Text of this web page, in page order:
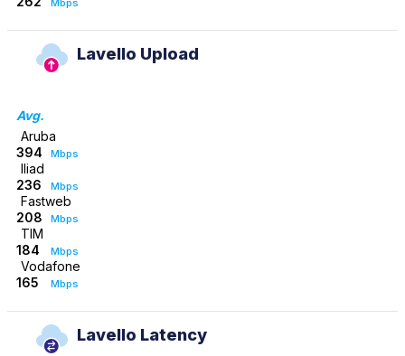
Mbps
Lavello Upload
Avg.
Aruba
394
Mbps
Iliad
236
Mbps
Fastweb
208
Mbps
TIM
184
Mbps
Vodafone
165
Mbps
Lavello Latency